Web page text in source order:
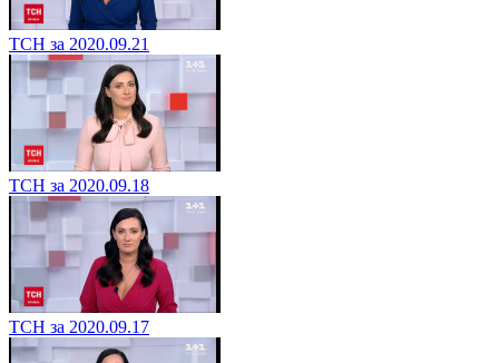
ТСН за 2020.09.21
ТСН за 2020.09.18
ТСН за 2020.09.17